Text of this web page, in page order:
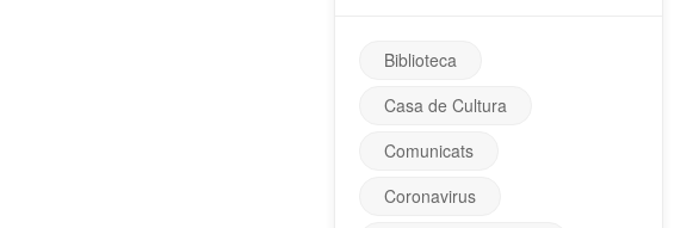
Biblioteca
Casa de Cultura
Comunicats
Coronavirus